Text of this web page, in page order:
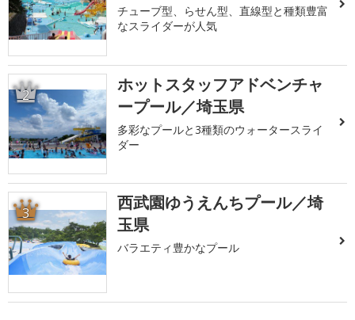
チューブ型、らせん型、直線型と種類豊富
なスライダーが人気
2
ホットスタッフアドベンチャ
ープール／埼玉県
多彩なプールと3種類のウォータースライ
ダー
3
西武園ゆうえんちプール／埼
玉県
バラエティ豊かなプール